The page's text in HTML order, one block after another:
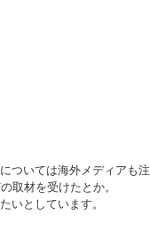
ついては海外メディアも
取材を受けたとか。
いとしています。